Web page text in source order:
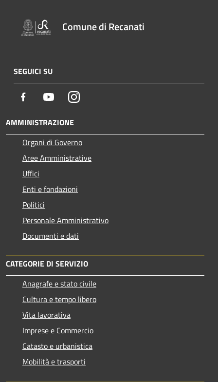
Comune di Recanati
SEGUICI SU
Facebook YoutubeInstagram
AMMINISTRAZIONE
Organi di Governo
Aree Amministrative
Uffici
Enti e fondazioni
Politici
Personale Amministrativo
Documenti e dati
CATEGORIE DI SERVIZIO
Anagrafe e stato civile
Cultura e tempo libero
Vita lavorativa
Imprese e Commercio
Catasto e urbanistica
Mobilità e trasporti